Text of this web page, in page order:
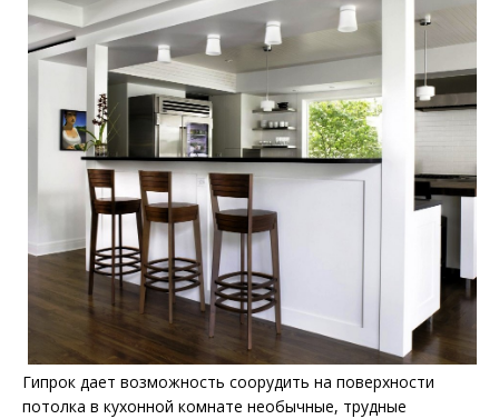
Гипрок дает возможность соорудить на поверхности
потолка в кухонной комнате необычные, трудные